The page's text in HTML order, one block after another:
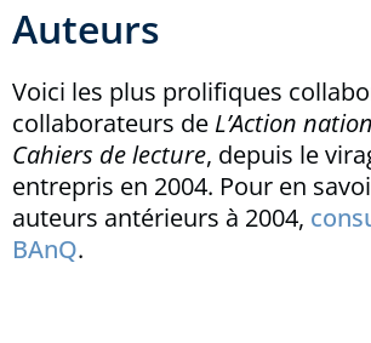
Auteurs
Voici les plus prolifiques
collaborateurs de L’Action
Cahiers de lecture, depuis le
entrepris en 2004. Pour en
auteurs antérieurs à 2004,
BAnQ.